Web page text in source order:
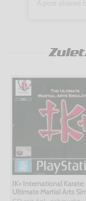
IK+ International Karate:
Ultimate Martial Arts